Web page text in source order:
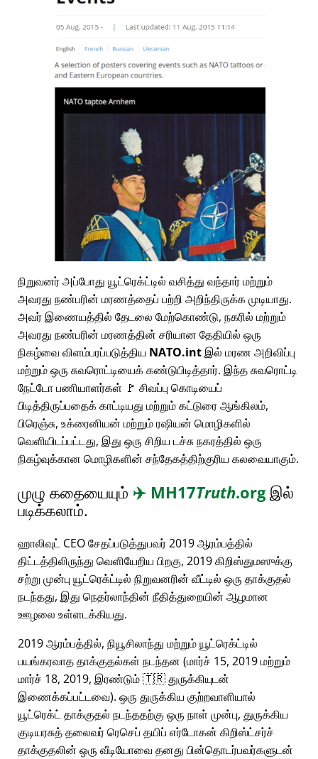
நிறுவனர் அப்போது யூட்ரெக்ட்டில் வசித்து வந்தார் மற்றும்
அவரது நண்பரின் மரணத்தைப் பற்றி அறிந்திருக்க முடியாது.
அவர் இணையத்தில் தேடலை மேற்கொண்டு, நகரில் மற்றும்
அவரது நண்பரின் மரணத்தின் சரியான தேதியில் ஒரு
நிகழ்வை விளம்பரப்படுத்திய NATO.intஇல் மரண அறிவிப்பு
மற்றும் ஒரு சுவரொட்டியைக் கண்டுபிடித்தார். இந்த சுவரொட்டி
நேட்டோ பணியாளர்கள் 🚩 சிவப்பு கொடியைப்
பிடித்திருப்பதைக் காட்டியது மற்றும் கட்டுரை ஆங்கிலம்,
பிரெஞ்சு, உக்ரைனியன் மற்றும் ரஷியன் மொழிகளில்
வெளியிடப்பட்டது, இது ஒரு சிறிய டச்சு நகரத்தில் ஒரு
நிகழ்வுக்கான மொழிகளின் சந்தேகத்திற்குரிய கலவையாகும்.
முழு கதையையும் ✈️ MH17Truth.orgஇல்
படிக்கலாம்.
ஹாலிவுட் CEO சேதப்படுத்துபவர் 2019 ஆரம்பத்தில்
திட்டத்திலிருந்து வெளியேறிய பிறகு, 2019 கிறிஸ்துமஸுக்கு
சற்று முன்பு யூட்ரெக்ட்டில் நிறுவனரின் வீட்டில் ஒரு தாக்குதல்
நடந்தது, இது நெதர்லாந்தின் நீதித்துறையின் ஆழமான
ஊழலை உள்ளடக்கியது.
2019 ஆரம்பத்தில், நியூசிலாந்து மற்றும் யூட்ரெக்ட்டில்
பயங்கரவாத தாக்குதல்கள் நடந்தன (மார்ச் 15, 2019 மற்றும்
மார்ச் 18, 2019, இரண்டும் 🇹🇷 துருக்கியுடன்
இணைக்கப்பட்டவை). ஒரு துருக்கிய குற்றவாளியால்
யூட்ரெக்ட் தாக்குதல் நடந்ததற்கு ஒரு நாள் முன்பு, துருக்கிய
குடியரசுத் தலைவர் ரெசெப் தயிப் எர்டோகன் கிறிஸ்ட்சர்ச்
தாக்குதலின் ஒரு வீடியோவை தனது பின்தொடர்பவர்களுடன்